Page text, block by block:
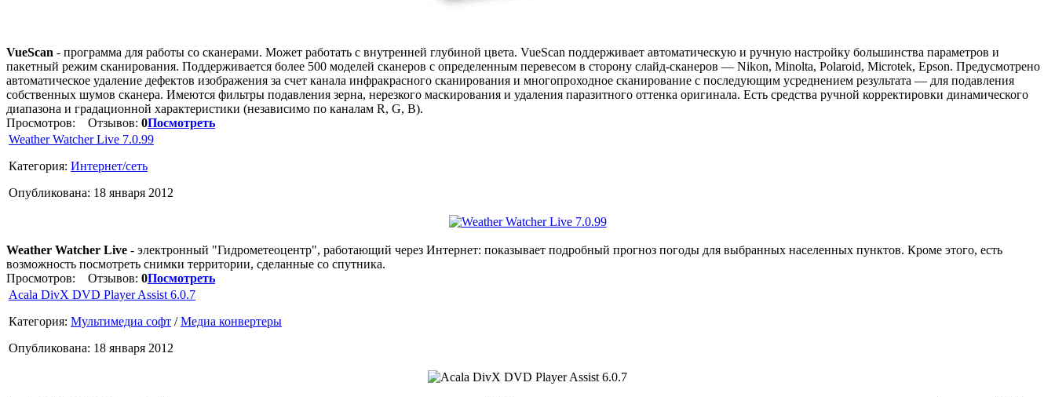
VueScan - программа для работы со сканерами. Может работать с внутренней глубиной цвета. VueScan поддерживает автоматическую и ручную настройку большинства параметров и
пакетный режим сканирования. Поддерживается более 500 моделей сканеров с определенным перевесом в сторону слайд-сканеров — Nikon, Minolta, Polaroid, Microtek, Epson. Предусмотрено
автоматическое удаление дефектов изображения за счет канала инфракрасного сканирования и многопроходное сканирование с последующим усреднением результата — для подавления
собственных шумов сканера. Имеются фильтры подавления зерна, нерезкого маскирования и удаления паразитного оттенка оригинала. Есть средства ручной корректировки динамического
диапазона и градационной характеристики (независимо по каналам R, G, B).
Просмотров:
Отзывов: 0Посмотреть
Weather Watcher Live 7.0.99
Категория: Интернет/сеть
Опубликована: 18 января 2012
Weather Watcher Live - электронный "Гидрометеоцентр", работающий через Интернет: показывает подробный прогноз погоды для выбранных населенных пунктов. Кроме этого, есть
возможность посмотреть снимки территории, сделанные со спутника.
Просмотров:
Отзывов: 0Посмотреть
Acala DivX DVD Player Assist 6.0.7
Категория: Мультимедиа софт /Медиа конвертеры
Опубликована: 18 января 2012